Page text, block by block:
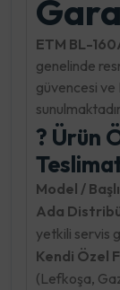
ETM BL-
genelinde
güvencesi
? Ürün
Model /
Ada
yetkili servis
Kendi Özel
(Lefkoşa,